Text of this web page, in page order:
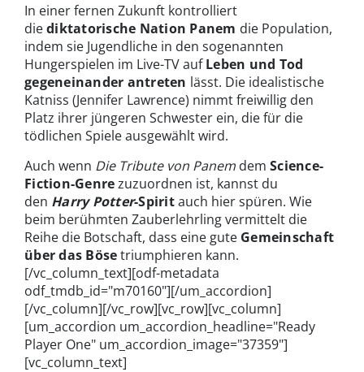
In einer fernen Zukunft kontrolliert
diediktatorische Nation Panem die Population,
indem sie Jugendliche in den sogenannten
Hungerspielen im Live-TV aufLeben und Tod
gegeneinander antreten lässt. Die idealistische
Katniss (Jennifer Lawrence) nimmt freiwillig den
Platz ihrer jüngeren Schwester ein, die für die
tödlichen Spiele ausgewählt wird.
Auch wenn Die Tribute von Panem dem Science-
Fiction-Genrezuzuordnen ist, kannst du
den Harry Potter-Spiritauch hier spüren. Wie
beim berühmten Zauberlehrling vermittelt die
Reihe die Botschaft, dass eine gute Gemeinschaft
über das Bösetriumphieren kann.
[/vc_column_text][odf-metadata
odf_tmdb_id="m70160"][/um_accordion]
[/vc_column][/vc_row][vc_row][vc_column]
[um_accordion um_accordion_headline="Ready
Player One" um_accordion_image="37359"]
[vc_column_text]